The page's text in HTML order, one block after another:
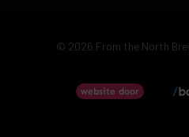
© 2026 From the North
website doorBack to